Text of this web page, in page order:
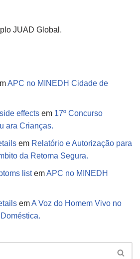
JUAD Global.
APC no MINEDH Cidade de
effects em 17º Concurso
ara Crianças.
em Relatório e Autorização para
da Retoma Segura.
listemAPC no MINEDH
emA Voz do Homem Vivo no